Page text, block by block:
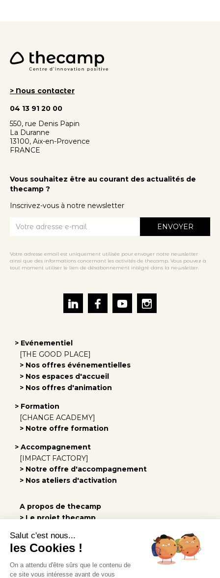
> Evénementiel
[THE GOOD PLACE]
> Nos offres événementielles
> Nos espaces d'accueil
> Nos offres d'animation
> Formation
[CHANGE ACADEMY]
> Notre offre formation
> Accompagnement
[IMPACT FACTORY]
> Notre offre d'accompagnement
> Nos ateliers d'activation
A propos de thecamp
> Le projet thecamp
> Notre engagement
> Rejoindre l'équipe
Vous souhaitez être au courant des actualités de
thecamp ?
Inscrivez-vous à notre newsletter
Votre adresse email est uniquement utilisée pour envoyer notre newsletter
ainsi que des informations concernant les activités de thecamp. Vous pouvez à
tout moment utiliser le lien de désabonnement intégré dans la newsletter.
> Nous contacter
04 13 91 20 00
550, rue Denis Papin
La Duranne
13100, Aix-en-Provence
FRANCE
Salut c'est nous...
les Cookies !
On a attendu d'être sûrs que le contenu de
ce site vous intéresse avant de vous